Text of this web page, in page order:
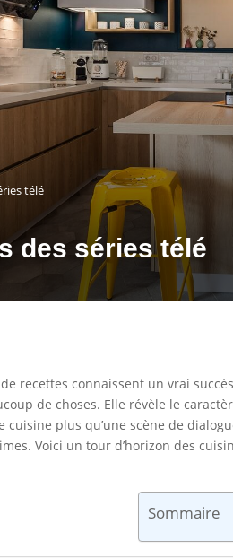
télé
des séries télé
recettes connaissent un vrai
de choses. Elle révèle le
plus qu’une scène de
Voici un tour d’horizon des
Sommaire